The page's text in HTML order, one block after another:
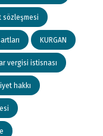
sözleşmesi
KURGAN
vergisi istisnası
hakkı